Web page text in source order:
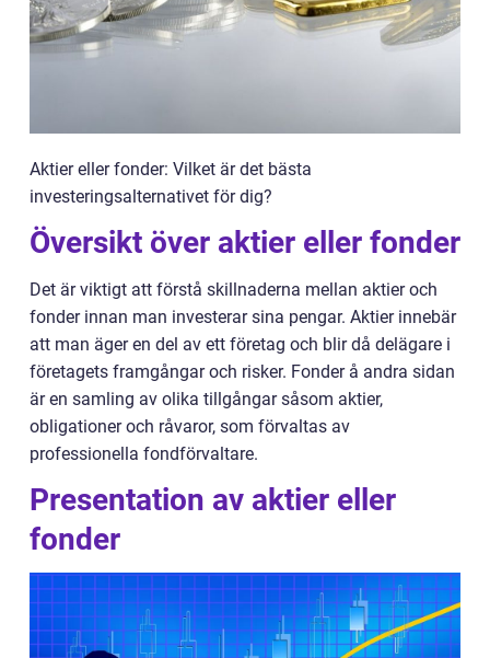
Aktier eller fonder: Vilket är det bästa
investeringsalternativet för dig?
Översikt över aktier eller fonder
Det är viktigt att förstå skillnaderna mellan aktier och
fonder innan man investerar sina pengar. Aktier innebär
att man äger en del av ett företag och blir då delägare i
företagets framgångar och risker. Fonder å andra sidan
är en samling av olika tillgångar såsom aktier,
obligationer och råvaror, som förvaltas av
professionella fondförvaltare.
Presentation av aktier eller
fonder